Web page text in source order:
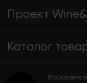
Проект
Каталог
В